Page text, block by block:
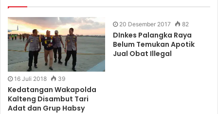
16 Juli 2018 39
Kedatangan Wakapolda
Kalteng Disambut Tari
Adat dan Grup Habsy
20 Desember 2017 82
DInkes Palangka Raya
Belum Temukan Apotik
Jual Obat Illegal